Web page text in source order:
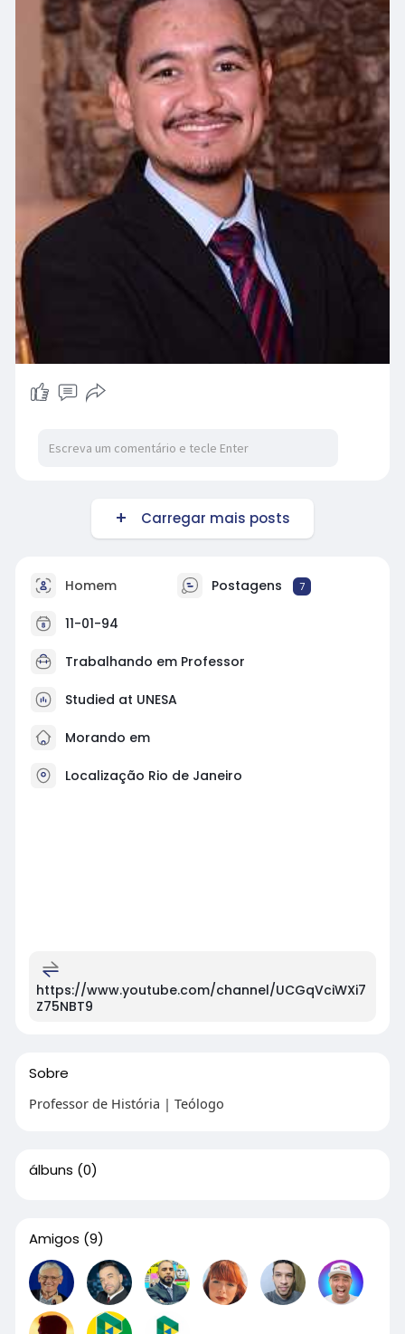
Carregar mais posts
Homem Postagens 7
11-01-94
Trabalhando em Professor
Studied at UNESA
Morando em
Localização Rio de Janeiro
https://www.youtube.com/channel/UCGqVciWXi7
Z75NBT9
Sobre
Professor de História | Teólogo
álbuns (0)
Amigos (9)